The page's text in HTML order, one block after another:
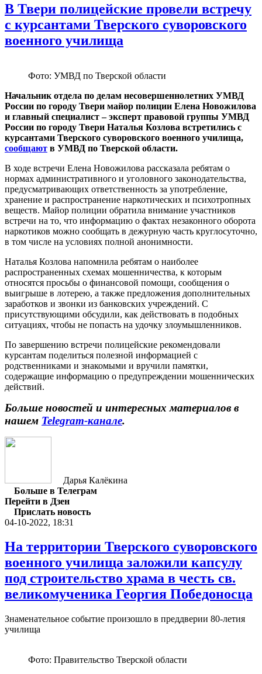
В Твери полицейские провели встречу
с курсантами Тверского суворовского
военного училища
Фото: УМВД по Тверской области
Начальник отдела по делам несовершеннолетних УМВД
России по городу Твери майор полиции Елена Новожилова
и главный специалист – эксперт правовой группы УМВД
России по городу Твери Наталья Козлова встретились с
курсантами Тверского суворовского военного училища,
сообщают в УМВД по Тверской области.
В ходе встречи Елена Новожилова рассказала ребятам о
нормах административного и уголовного законодательства,
предусматривающих ответственность за употребление,
хранение и распространение наркотических и психотропных
веществ. Майор полиции обратила внимание участников
встречи на то, что информацию о фактах незаконного оборота
наркотиков можно сообщать в дежурную часть круглосуточно,
в том числе на условиях полной анонимности.
Наталья Козлова напомнила ребятам о наиболее
распространенных схемах мошенничества, к которым
относятся просьбы о финансовой помощи, сообщения о
выигрыше в лотерею, а также предложения дополнительных
заработков и звонки из банковских учреждений. С
присутствующими обсудили, как действовать в подобных
ситуациях, чтобы не попасть на удочку злоумышленников.
По завершению встречи полицейские рекомендовали
курсантам поделиться полезной информацией с
родственниками и знакомыми и вручили памятки,
содержащие информацию о предупреждении мошеннических
действий.
Больше новостей и интересных материалов в
нашем Telegram-канале.
Дарья Калёкина
Больше в Телеграм
Перейти в Дзен
Прислать новость
04-10-2022, 18:31
На территории Тверского суворовского
военного училища заложили капсулу
под строительство храма в честь св.
великомученика Георгия Победоносца
Знаменательное событие произошло в преддверии 80-летия
училища
Фото: Правительство Тверской области